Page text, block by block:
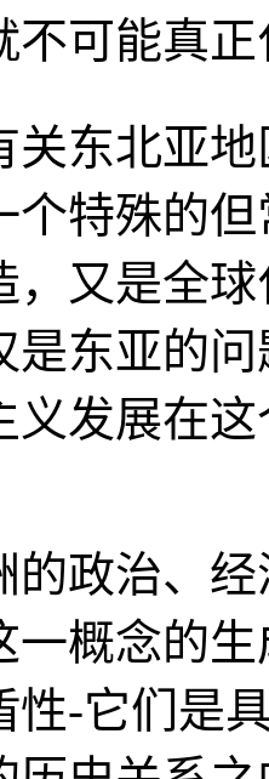
不可能真
关东北亚
个特殊的
，又是全
是东亚的
义发展在
的政治、
一概念的
性-它们是